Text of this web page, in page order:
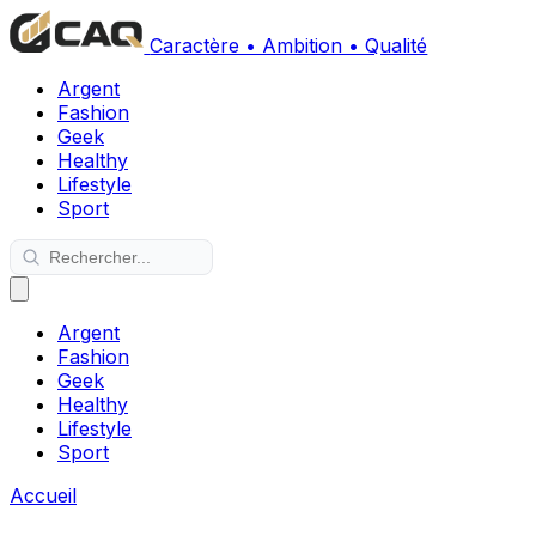
Caractère • Ambition • Qualité
Argent
Fashion
Geek
Healthy
Lifestyle
Sport
Argent
Fashion
Geek
Healthy
Lifestyle
Sport
Accueil